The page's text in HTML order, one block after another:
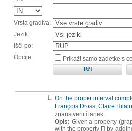
Vrsta gradiva:
Jezik:
Išči po:
Opcije:
Prikaži samo zadetke s
1. On the proper interval
François Dross Claire
znanstveni članek
Opis: Given a property
with the property Π by